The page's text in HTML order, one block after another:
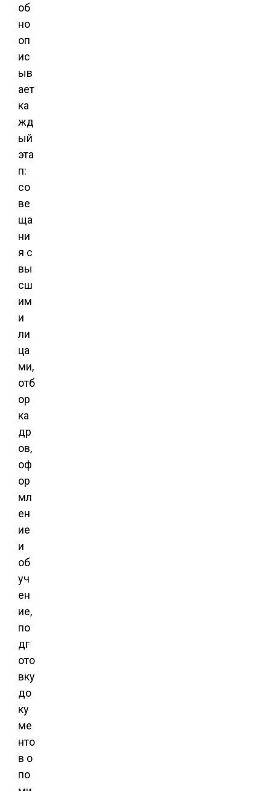
об
но
оп
ис
ыв
ает
ка
жд
ый
эта
п:
со
ве
ща
ни
я с
вы
сш
им
и
ли
ца
ми,
отб
ор
ка
др
ов,
оф
ор
мл
ен
ие
и
об
уч
ен
ие,
по
дг
ото
вку
до
ку
ме
нто
в о
по